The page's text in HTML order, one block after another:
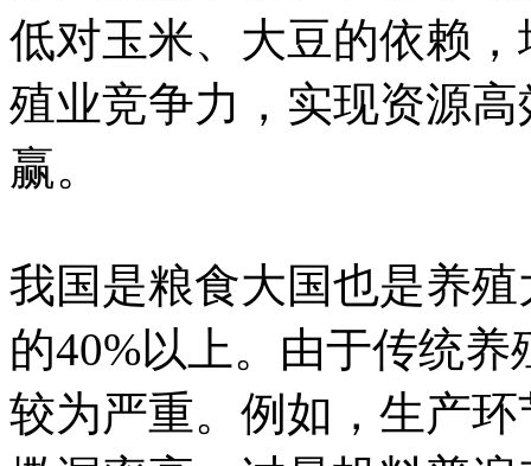
低对玉米、大豆的依赖
殖业竞争力，实现资源
赢。
我国是粮食大国也是养
的40%以上。由于传统
较为严重。例如，生产